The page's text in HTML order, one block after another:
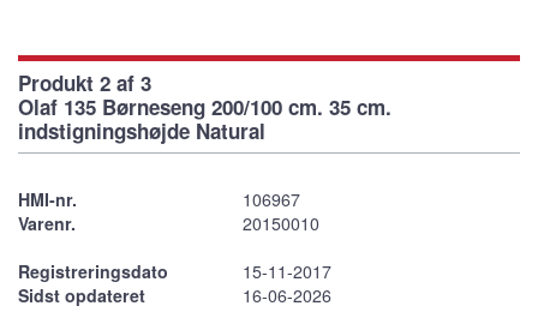
Produkt 2 af 3
Olaf 135 Børneseng 200/100 cm. 35 cm.
indstigningshøjde Natural
HMI-nr.
106967
Varenr.
20150010
Registreringsdato
15-11-2017
Sidst opdateret
16-06-2026